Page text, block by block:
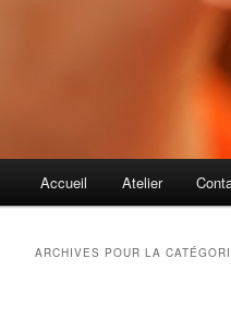
Aller au contenu
Aller au contenu
Accueil Atelier
ARCHIVES POUR LA